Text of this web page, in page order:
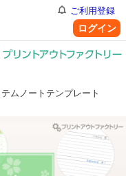
ご利用登録
ログイン
ムノートテンプレート